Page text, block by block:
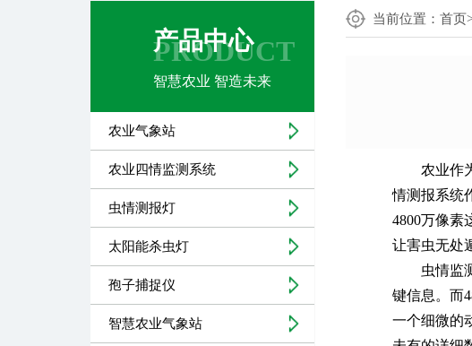
产品中心
PRODUCT
智慧农业 智造未来
农业气象站
农业四情监测系统
虫情测报灯
太阳能杀虫灯
孢子捕捉仪
智慧农业气象站
当前位置：首页
农业作
情测报系统
4800万像素
让害虫无处
虫情监
键信息。而
一个细微的